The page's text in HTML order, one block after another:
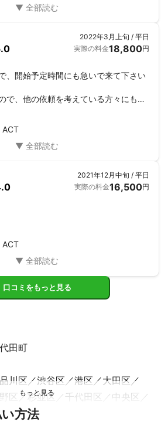
2022年3月上旬 / 平日
実際の料金18,800円
、開始予定時間にも急いで来て下さい
で、他の依頼を考えている方々にも是
思います。
ACT
2021年12月中旬 / 平日
実際の料金16,500円
ACT
口コミをもっと見る
田町
品川区 渋谷区 港区
大田区
区 杉並区 千代田区
中央区
市 文京区
方法